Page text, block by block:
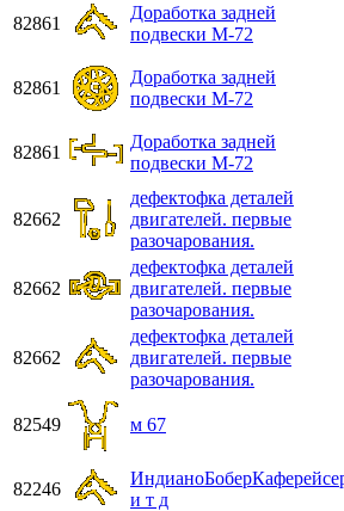
82861
Доработка задней
подвески М-72
82861
Доработка задней
подвески М-72
82861
Доработка задней
подвески М-72
82662
дефектофка деталей
двигателей. первые
разочарования.
82662
дефектофка деталей
двигателей. первые
разочарования.
82662
дефектофка деталей
двигателей. первые
разочарования.
82549 м 67
82246
и т д